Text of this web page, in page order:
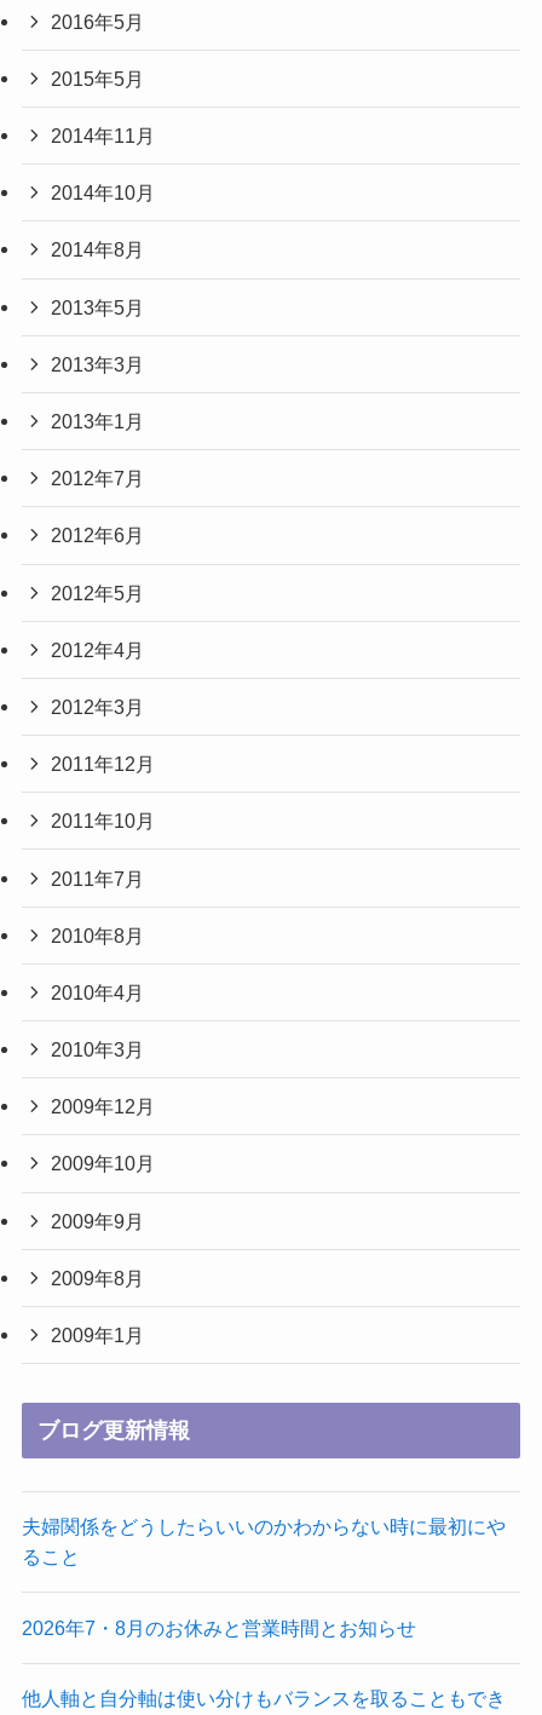
2016年5月
2015年5月
2014年11月
2014年10月
2014年8月
2013年5月
2013年3月
2013年1月
2012年7月
2012年6月
2012年5月
2012年4月
2012年3月
2011年12月
2011年10月
2011年7月
2010年8月
2010年4月
2010年3月
2009年12月
2009年10月
2009年9月
2009年8月
2009年1月
ブログ更新情報
夫婦関係をどうしたらいいのかわからない時に最初にや
ること
2026年7・8月のお休みと営業時間とお知らせ
他人軸と自分軸は使い分けもバランスを取ることもでき